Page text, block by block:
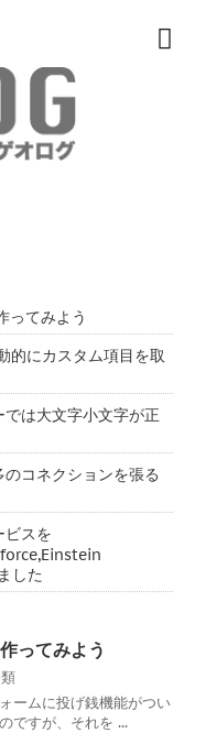
ってみよう
にカスタム項目を取
は大文字小文字が正
コネクションを張る
ビスを
した
ってみよう
ームに投げ銭機能がつい
ですが、それを ...